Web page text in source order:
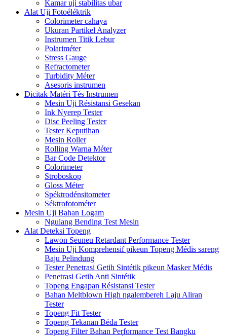
Kamar uji stabilitas ubar
Alat Uji Fotoéléktrik
Colorimeter cahaya
Ukuran Partikel Analyzer
Instrumen Titik Lebur
Polariméter
Stress Gauge
Refractometer
Turbidity Méter
Asesoris instrumen
Dicitak Matéri Tés Instrumen
Mesin Uji Résistansi Gesekan
Ink Nyerep Tester
Disc Peeling Tester
Tester Keputihan
Mesin Roller
Rolling Warna Méter
Bar Code Detektor
Colorimeter
Stroboskop
Gloss Méter
Spéktrodénsitometer
Séktrofotométer
Mesin Uji Bahan Logam
Ngulang Bending Test Mesin
Alat Deteksi Topeng
Lawon Seuneu Retardant Performance Tester
Mesin Uji Komprehensif pikeun Topeng Médis sareng
Baju Pelindung
Tester Penetrasi Getih Sintétik pikeun Masker Médis
Penetrasi Getih Anti Sintétik
Topeng Engapan Résistansi Tester
Bahan Meltblown High ngalembereh Laju Aliran
Tester
Topeng Fit Tester
Topeng Tekanan Béda Tester
Topeng Filter Bahan Performance Test Bangku